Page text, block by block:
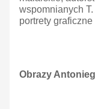
wspomnianych
portrety
Obrazy